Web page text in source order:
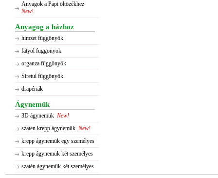
Anyagok a Papi öltözékhez
New!
Anyagog a házhoz
himzet függönyök
fátyol függönyök
organza függönyök
Siretul függönyök
drapériák
Ágyneműk
3D ágynemük New!
szaten krepp ágynemük New!
krepp ágynemük egy személyes
krepp ágynemük két személyes
szatén ágynemük két személyes